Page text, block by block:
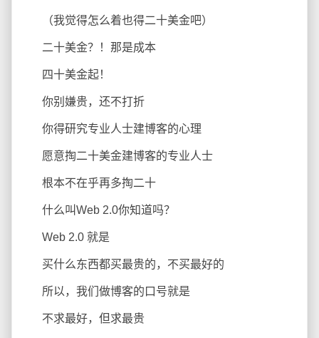
（我觉得怎么着也得二十美金吧）
二十美金？！那是成本
四十美金起！
你别嫌贵，还不打折
你得研究专业人士建博客的心理
愿意掏二十美金建博客的专业人士
根本不在乎再多掏二十
什么叫Web 2.0你知道吗？
Web 2.0 就是
买什么东西都买最贵的，不买最好的
所以，我们做博客的口号就是
不求最好，但求最贵